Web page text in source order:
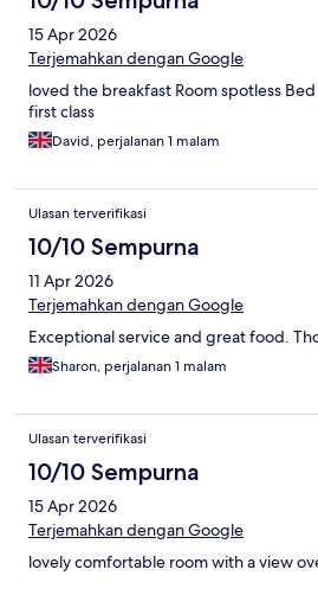
15 Apr 2026
Terjemahkan dengan Google
loved the breakfast Room spotless
first class
David, perjalanan 1 malam
Ulasan terverifikasi
10/10 Sempurna
11 Apr 2026
Terjemahkan dengan Google
Exceptional service and great food.
Sharon, perjalanan 1 malam
Ulasan terverifikasi
10/10 Sempurna
15 Apr 2026
Terjemahkan dengan Google
lovely comfortable room with a view